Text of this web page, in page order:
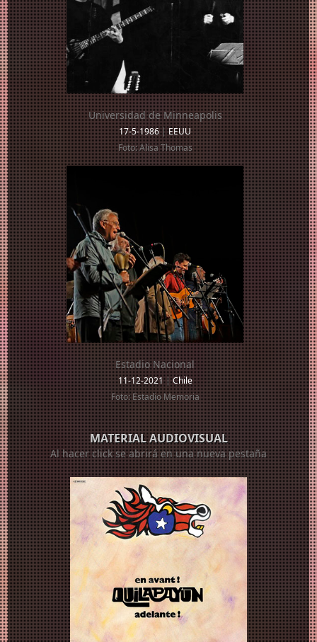
Universidad de Minneapolis
17-5-1986|EEUU
Foto: Alisa Thomas
Estadio Nacional
11-12-2021|Chile
Foto: Estadio Memoria
MATERIAL AUDIOVISUAL
Al hacer click se abrirá en una nueva pestaña